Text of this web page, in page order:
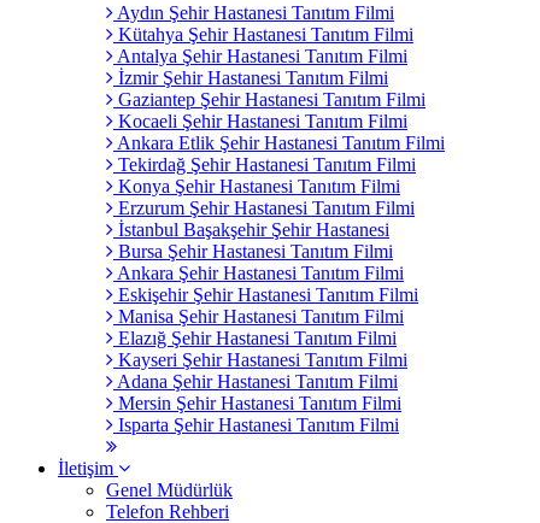
Aydın Şehir Hastanesi Tanıtım Filmi
Kütahya Şehir Hastanesi Tanıtım Filmi
Antalya Şehir Hastanesi Tanıtım Filmi
İzmir Şehir Hastanesi Tanıtım Filmi
Gaziantep Şehir Hastanesi Tanıtım Filmi
Kocaeli Şehir Hastanesi Tanıtım Filmi
Ankara Etlik Şehir Hastanesi Tanıtım Filmi
Tekirdağ Şehir Hastanesi Tanıtım Filmi
Konya Şehir Hastanesi Tanıtım Filmi
Erzurum Şehir Hastanesi Tanıtım Filmi
İstanbul Başakşehir Şehir Hastanesi
Bursa Şehir Hastanesi Tanıtım Filmi
Ankara Şehir Hastanesi Tanıtım Filmi
Eskişehir Şehir Hastanesi Tanıtım Filmi
Manisa Şehir Hastanesi Tanıtım Filmi
Elazığ Şehir Hastanesi Tanıtım Filmi
Kayseri Şehir Hastanesi Tanıtım Filmi
Adana Şehir Hastanesi Tanıtım Filmi
Mersin Şehir Hastanesi Tanıtım Filmi
Isparta Şehir Hastanesi Tanıtım Filmi
İletişim
Genel Müdürlük
Telefon Rehberi